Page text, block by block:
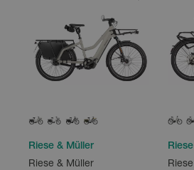
Riese & Müller
Riese & Müller